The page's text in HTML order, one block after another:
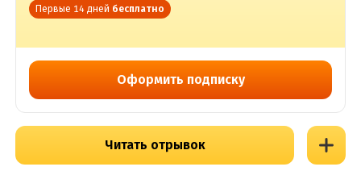
Первые 14 дней бесплатно
Оформить подписку
Читать отрывок